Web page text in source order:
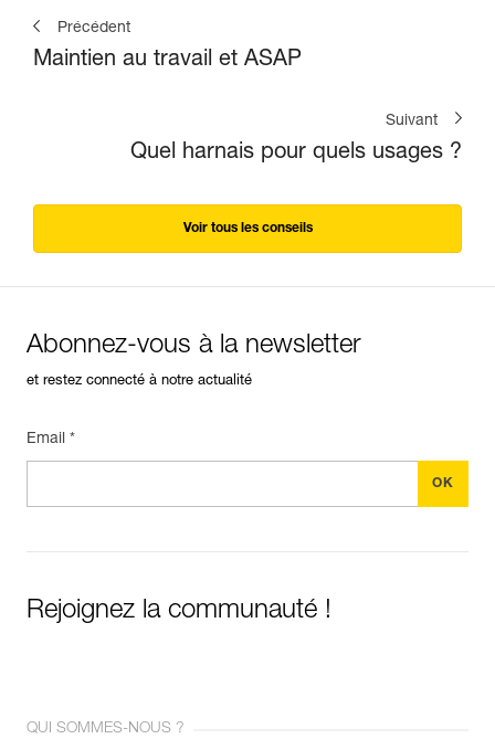
Précédent
Maintien au travail et ASAP
Suivant
Quel harnais pour quels usages ?
Voir tous les conseils
Abonnez-vous à la newsletter
et restez connecté à notre actualité
Email *
Rejoignez la communauté !
QUI SOMMES-NOUS ?